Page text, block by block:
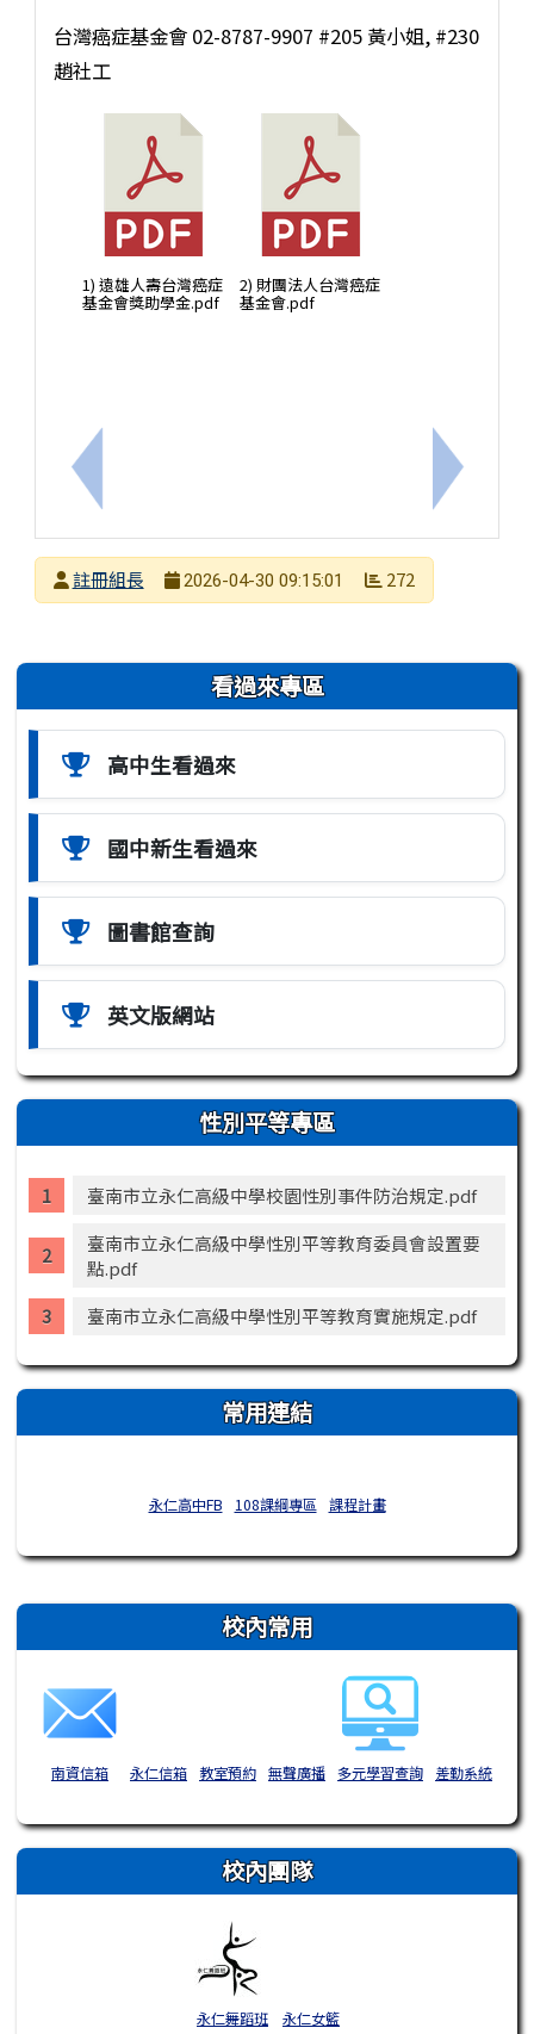
上一筆：「115年度高級中等學校原住民族學生科學
台灣癌症基金會 02-8787-9907 #205 黃小姐, #230
趙社工
1) 遠雄人壽台灣癌症
基金會獎助學金.pdf
2) 財團法人台灣癌症
基金會.pdf
下一筆：
發布者
註冊組長
2026-04-30 09:15:01 272
左邊區域內容 看過來專區
高中生看過來
國中新生看過來
圖書館查詢
英文版網站
性別平等專區
臺南市立永仁高級中學校園性別事件防治規定.pdf
臺南市立永仁高級中學性別平等教育委員會設置要
點.pdf
臺南市立永仁高級中學性別平等教育實施規定.pdf
常用連結
永仁高中FB 108課綱專區 課程計畫
右邊區域內容 校內常用
南資信箱 永仁信箱 教室預約 無聲廣播 多元學習查詢 差勤系統
校內團隊
永仁舞蹈班 永仁女籃